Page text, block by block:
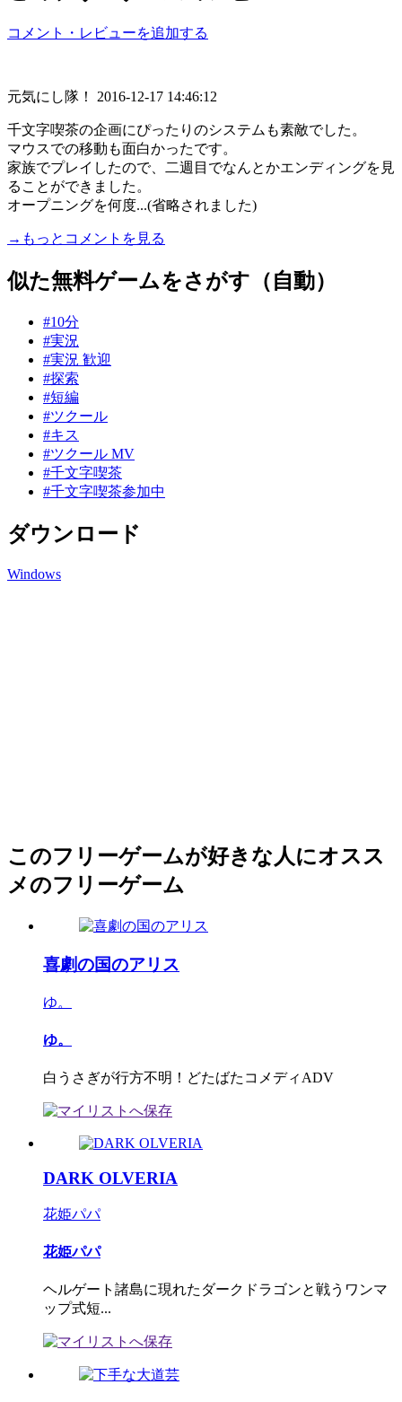
コメント・レビューを追加する
元気にし隊！ 2016-12-17 14:46:12
千文字喫茶の企画にぴったりのシステムも素敵でした。
マウスでの移動も面白かったです。
家族でプレイしたので、二週目でなんとかエンディングを見
ることができました。
オープニングを何度...(省略されました)
→もっとコメントを見る
似た無料ゲームをさがす（自動）
#10分
#実況
#実況 歓迎
#探索
#短編
#ツクール
#キス
#ツクール MV
#千文字喫茶
#千文字喫茶参加中
ダウンロード
Windows
このフリーゲームが好きな人にオスス
メのフリーゲーム
喜劇の国のアリス
ゆ。
ゆ。
白うさぎが行方不明！どたばたコメディADV
DARK OLVERIA
花姫パパ
花姫パパ
ヘルゲート諸島に現れたダークドラゴンと戦うワンマ
ップ式短...